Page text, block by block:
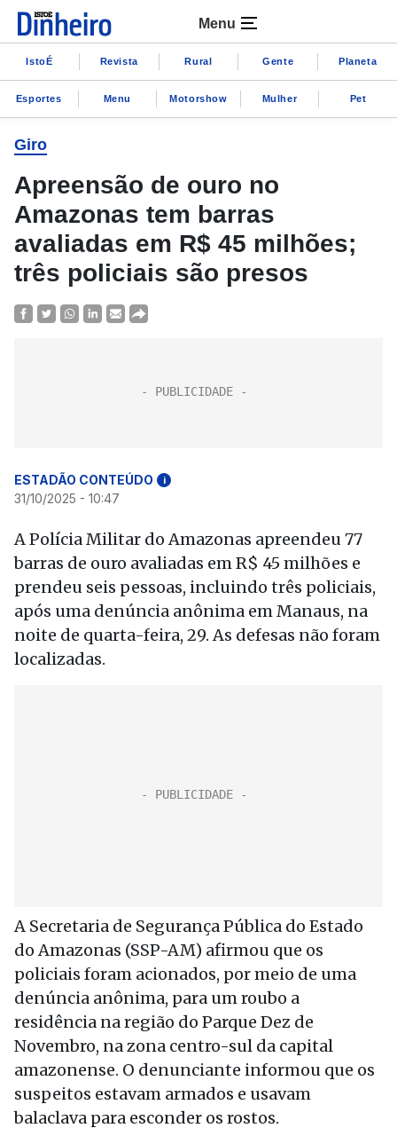
Menu
IstoÉ Revista Rural Gente Planeta
Esportes Menu Motorshow Mulher Pet
Giro
Apreensão de ouro no
Amazonas tem barras
avaliadas em R$ 45 milhões;
três policiais são presos
ESTADÃO CONTEÚDO i
31/10/2025 - 10:47
A Polícia Militar do Amazonas apreendeu 77
barras de ouro avaliadas em R$ 45 milhões e
prendeu seis pessoas, incluindo três policiais,
após uma denúncia anônima em Manaus, na
noite de quarta-feira, 29. As defesas não foram
localizadas.
A Secretaria de Segurança Pública do Estado
do Amazonas (SSP-AM) afirmou que os
policiais foram acionados, por meio de uma
denúncia anônima, para um roubo a
residência na região do Parque Dez de
Novembro, na zona centro-sul da capital
amazonense. O denunciante informou que os
suspeitos estavam armados e usavam
balaclava para esconder os rostos.